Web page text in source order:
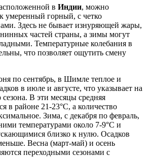
в Индии, можно
умеренный горный, с четко
Здесь не бывает изнуряющей жары,
частей страны, а зимы могут
Температурные колебания в
что позволяет ощутить смену
по сентябрь, в Шимле теплое и
в июле и августе, что указывает на
В эти месяцы средняя
в районе 21-23°C, а количество
Зима, с декабря по февраль,
температурами около 7-9°C и
близко к нулю. Осадков
Весна (март-май) и осень
переходными сезонами с